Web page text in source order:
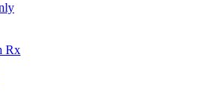
Rx